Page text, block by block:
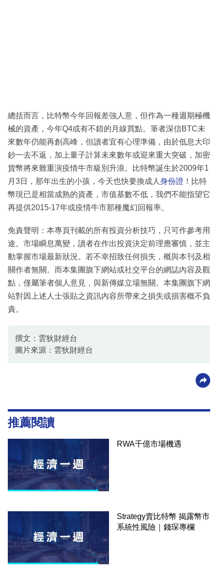
總括而言，比特幣今年回報差強人意，但作為一種週期極機
械的資產，今年Q4或有不錯的月線買點。筆者深信BTC未
來數年仍能再創高峰，但讀者宜有心理準備，由於低息大印
鈔一去不返，加上量子計算未來數年或迎來重大突破，加密
貨幣將來難重演疫情牛市級別升浪。比特幣誕生於2009年1
月3日，那年出生的小孩，今天也快要換成人 身份證 ！比特
幣現已是相當成熟的資產，市值基數不低，我們不能指望它
再提供2015-17年或疫情牛市那種魔幻回報率。
免責聲明：本專頁刊載的所有投資分析技巧，只可作參考用
途。市場瞬息萬變，讀者在作出投資決定前理應審慎，並主
動掌握市場最新狀況。若不幸招致任何損失，概與本刊及相
關作者無關。而本集團旗下網站或社交平台的網誌內容及觀
點，僅屬筆者個人意見，與新傳媒立場無關。本集團旗下網
站對因上述人士張貼之資訊內容所帶來之損失或損害概不負
責。
撰文：雲狄財經台
圖片來源：雲狄財經台
推薦閱讀
RWA千億市場機遇
Strategy賣比特幣 揭露幣市
系統性風險｜錢琛專欄